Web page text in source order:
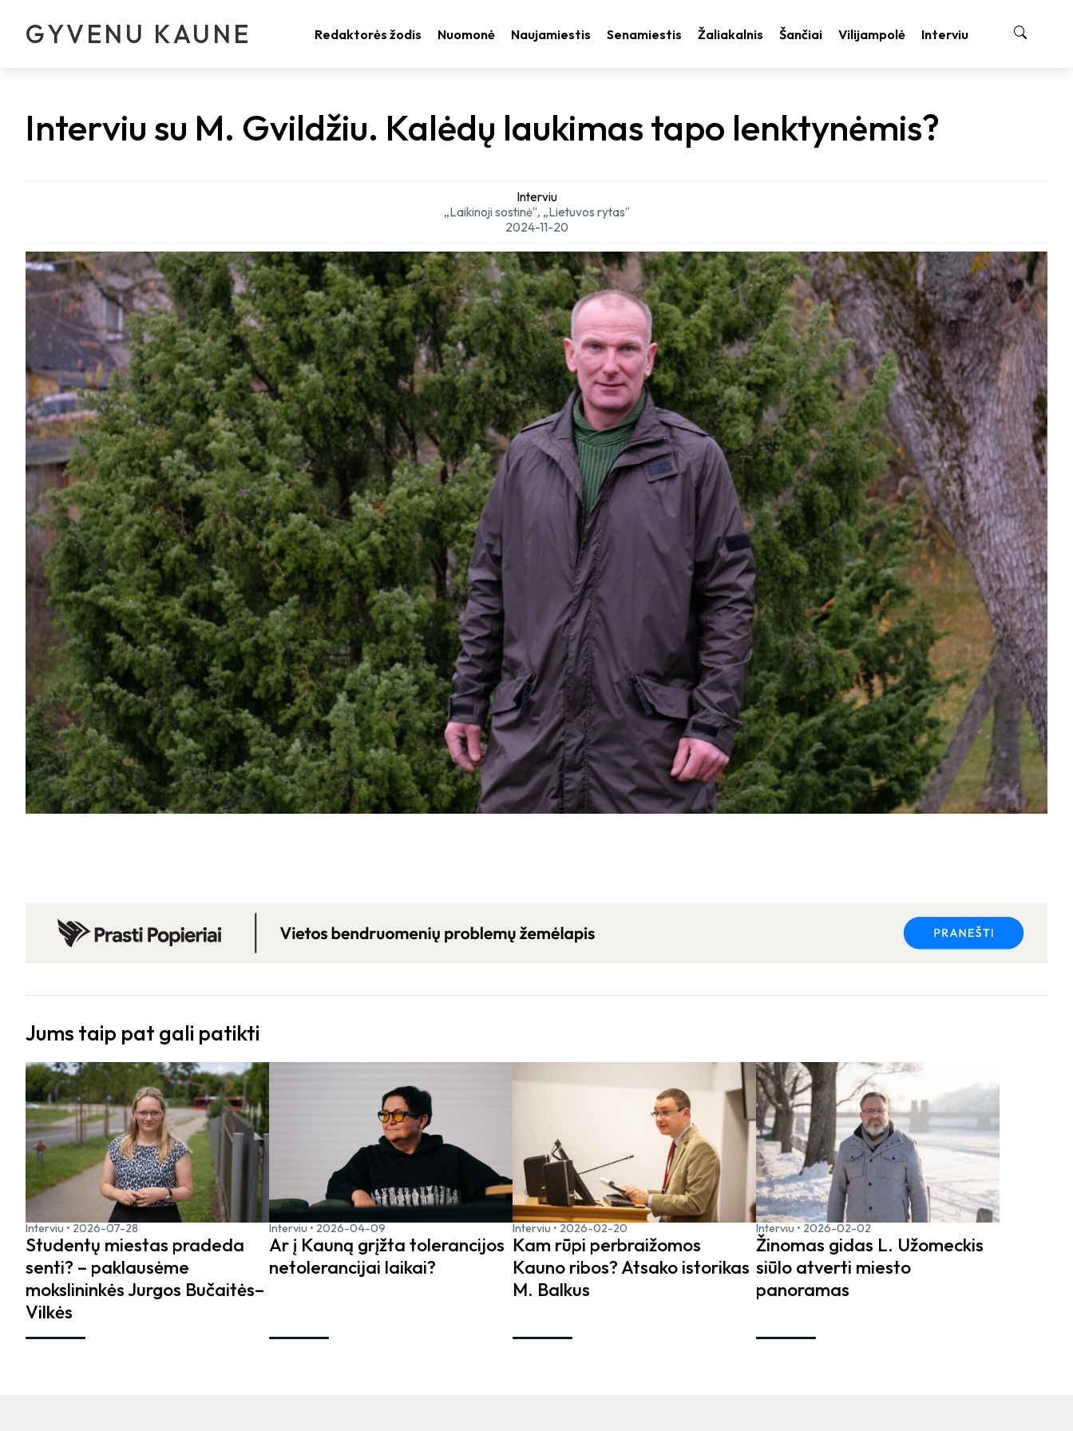
GYVENU KAUNE Redaktorės žodis Nuomonė Naujamiestis Senamiestis Žaliakalnis Šančiai Vilijampolė Interviu
Interviu su M. Gvildžiu. Kalėdų laukimas tapo lenktynėmis?
Interviu
„Laikinoji sostinė“, „Lietuvos rytas“
2024-11-20
Jums taip pat gali patikti
Interviu • 2026-07-28
Studentų miestas pradeda
senti? – paklausėme
mokslininkės Jurgos Bučaitės–
Vilkės
Interviu • 2026-04-09
Ar į Kauną grįžta tolerancijos
netolerancijai laikai?
Interviu • 2026-02-20
Kam rūpi perbraižomos
Kauno ribos? Atsako istorikas
M. Balkus
Interviu • 2026-02-02
Žinomas gidas L. Užomeckis
siūlo atverti miesto
panoramas